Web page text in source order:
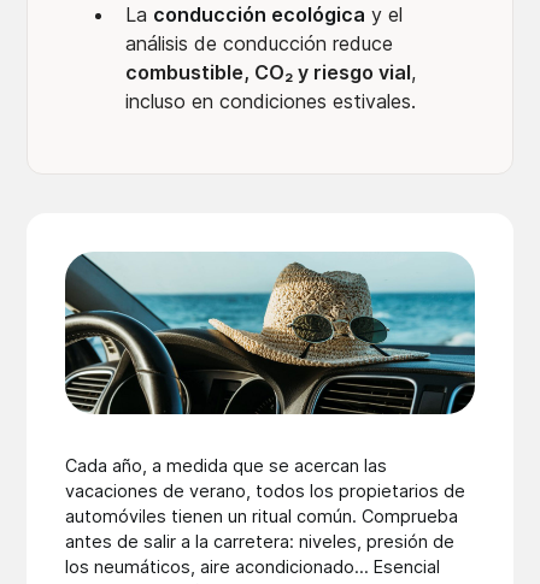
La conducción ecológica y el
análisis de conducción reduce
combustible, CO₂ y riesgo vial,
incluso en condiciones estivales.
Cada año, a medida que se acercan las
vacaciones de verano, todos los propietarios de
automóviles tienen un ritual común. Comprueba
antes de salir a la carretera: niveles, presión de
los neumáticos, aire acondicionado... Esencial